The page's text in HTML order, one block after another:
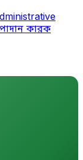
কারক